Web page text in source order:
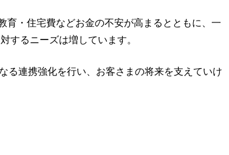
育・住宅費などお金の不安が高まるとともに、一
するニーズは増しています。
る連携強化を行い、お客さまの将来を支えていけ